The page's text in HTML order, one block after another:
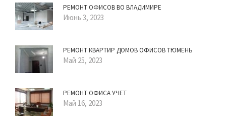
РЕМОНТ ОФИСОВ ВО ВЛАДИМИРЕ
Июнь 3, 2023
РЕМОНТ КВАРТИР ДОМОВ ОФИСОВ ТЮМЕНЬ
Май 25, 2023
РЕМОНТ ОФИСА УЧЕТ
Май 16, 2023